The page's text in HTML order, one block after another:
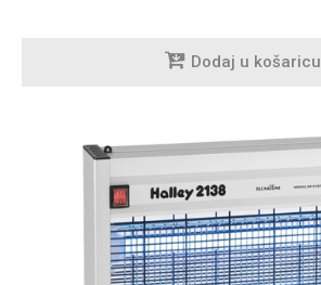
Dodaj u košaricu